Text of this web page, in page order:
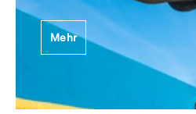
Mehr